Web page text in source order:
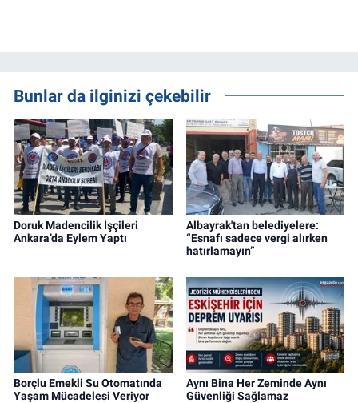
Bunlar da ilginizi çekebilir
Doruk Madencilik İşçileri
Ankara’da Eylem Yaptı
Albayrak'tan belediyelere:
“Esnafı sadece vergi alırken
hatırlamayın”
Borçlu Emekli Su Otomatında
Yaşam Mücadelesi Veriyor
Aynı Bina Her Zeminde Aynı
Güvenliği Sağlamaz